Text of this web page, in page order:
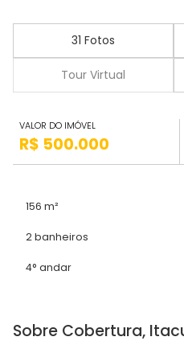
31 Fotos
Tour Virtual
VALOR DO IMÓVEL
R$ 500.000
156 m²
2 banheiros
4° andar
Sobre Cobertura,